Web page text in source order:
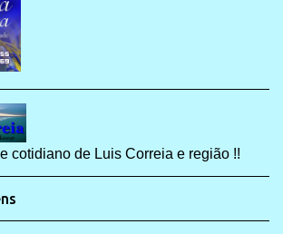
cotidiano de Luis Correia e região !!